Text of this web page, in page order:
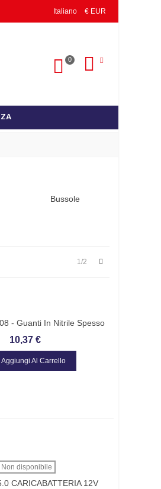
Italiano € EUR
0
Bussole
1/2
- Guanti In Nitrile Spesso
M - Conf. 50 Pz
10,37 €
Aggiungi Al Carrello
Non disponibile
CARICABATTERIA 12V